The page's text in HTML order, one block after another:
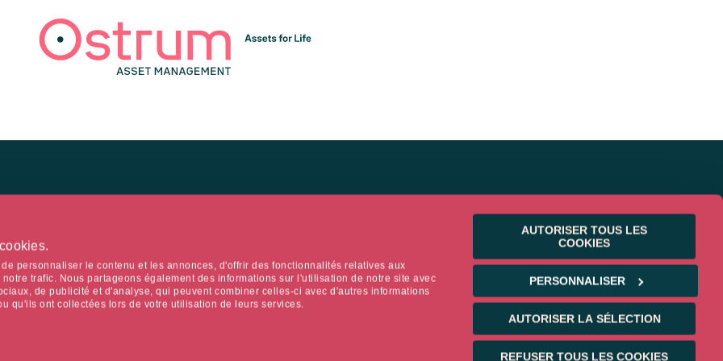
personnaliser le contenu et les annonces, d'offrir des fonctionnalités relatives aux
trafic. Nous partageons également des informations sur l'utilisation de notre site avec
de publicité et d'analyse, qui peuvent combiner celles-ci avec d'autres informations
qu'ils ont collectées lors de votre utilisation de leurs services.
AUTORISER TOUS LES
COOKIES
PERSONNALISER
AUTORISER LA SÉLECTION
REFUSER TOUS LES COOKIES
de résidence déclarés par l'internaute.
EXPERTISES NEWS & INSIGHTS